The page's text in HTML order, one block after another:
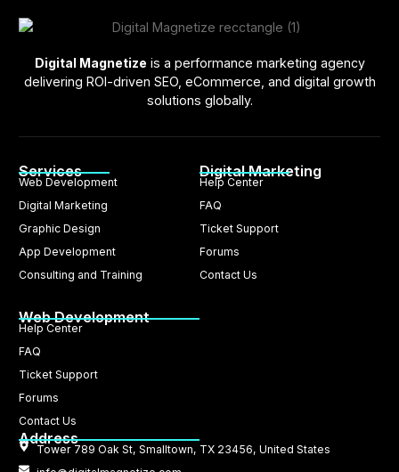
Digital Magnetize is a performance marketing agency
delivering ROI-driven SEO, eCommerce, and digital growth
solutions globally.
Services
Web Development
Digital Marketing
Graphic Design
App Development
Consulting and Training
Digital Marketing
Help Center
FAQ
Ticket Support
Forums
Contact Us
Web Development
Help Center
FAQ
Ticket Support
Forums
Contact Us
Address
Tower 789 Oak St, Smalltown, TX 23456, United States